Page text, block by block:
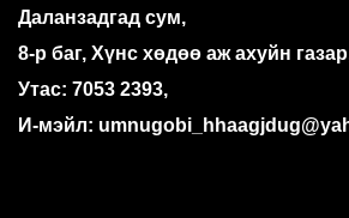
Даланзадгад сум,
8-р баг, Хүнс хөдөө аж ахуйн
Утас: 7053 2393,
И-мэйл: